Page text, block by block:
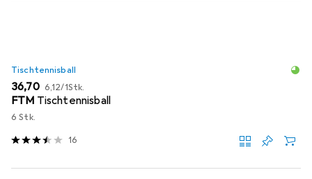
Tischtennisball
EUR
36,70 EUR
6,12/1Stk.
FTM Tischtennisball
6 Stk.
16